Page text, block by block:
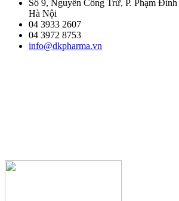
Số 9, Nguyễn Công Trứ, P. Phạm
Hà Nội
04 3933 2607
04 3972 8753
info@dkpharma.vn